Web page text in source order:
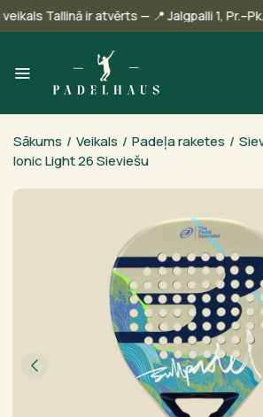
veikals Tallinā ir atvērts — 📍 Jalgpalli 1,
Sākums / Veikals / Padeļa raketes /
Ionic Light 26 Sieviešu